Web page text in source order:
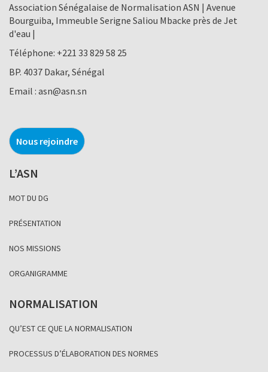
Association Sénégalaise de Normalisation ASN | Avenue
Bourguiba, Immeuble Serigne Saliou Mbacke près de Jet
d'eau |
Téléphone: +221 33 829 58 25
BP. 4037 Dakar, Sénégal
Email : asn@asn.sn
Nous rejoindre
L’ASN
MOT DU DG
PRÉSENTATION
NOS MISSIONS
ORGANIGRAMME
NORMALISATION
QU’EST CE QUE LA NORMALISATION
PROCESSUS D’ÉLABORATION DES NORMES